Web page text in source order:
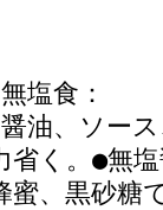
塩食：
油、ソー
省く。●無
蜜、黒砂糖